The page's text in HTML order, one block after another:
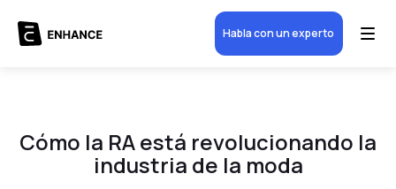
Habla con un experto
Cómo la RA está revolucionando la
industria de la moda